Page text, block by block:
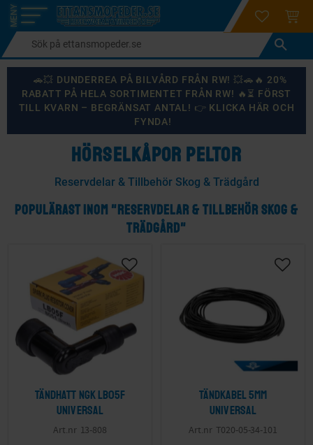
Meny
login
🚗💥 DUNDERREA PÅ BILVÅRD FRÅN RW! 💥🚗🔥 20%
RABATT PÅ HELA SORTIMENTET FRÅN RW! 🔥⏳ FÖRST
TILL KVARN – BEGRÄNSAT ANTAL! 👉 KLICKA HÄR OCH
FYNDA!
HÖRSELKÅPOR PELTOR
Reservdelar & Tillbehör Skog & Trädgård
POPULÄRAST INOM "RESERVDELAR & TILLBEHÖR SKOG &
TRÄDGÅRD"
Tändhatt NGK LB05F
Universal
13-808
Tändkabel 5mm
Universal
T020-05-34-101